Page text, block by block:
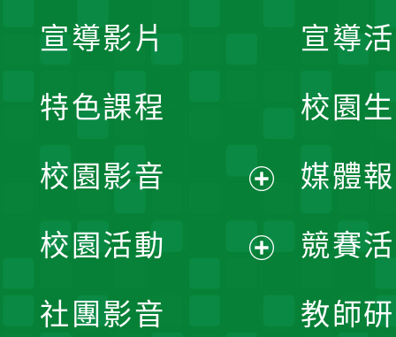
宣導
校園
媒體
競賽
教師
宣導影片
特色課程
校園影音
開
校園活動
社團影音